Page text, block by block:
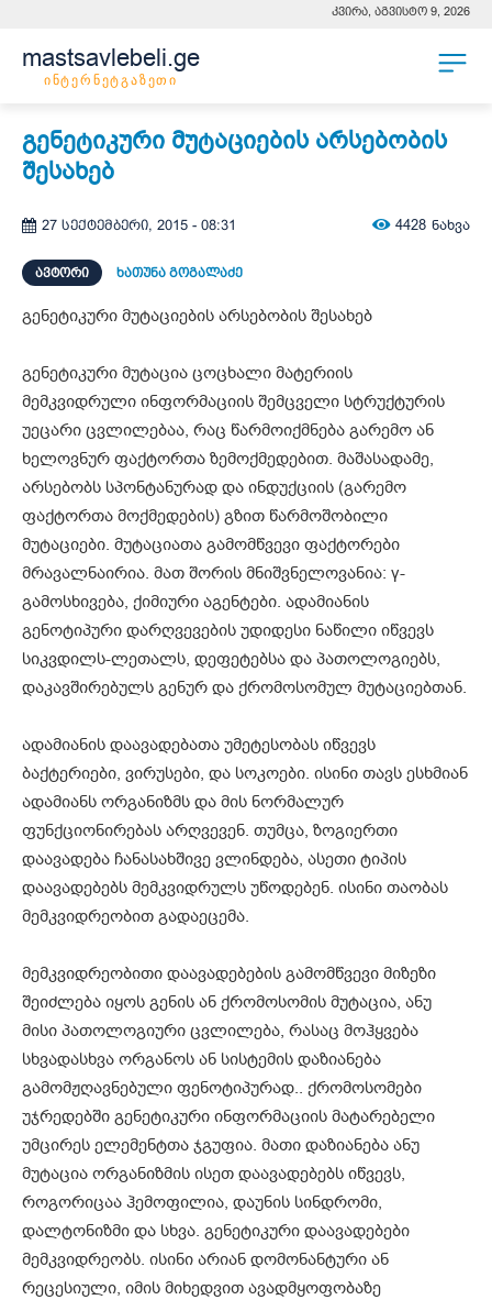
კვირა, აგვისტო 9, 2026
mastsavlebeli.ge
ინტერნეტგაზეთი
გენეტიკური მუტაციების არსებობის
შესახებ
27 სექტემბერი, 2015 - 08:31 4428 ნახვა
ᲐᲕᲢᲝᲠᲘ ხათუნა გოგალაძე
გენეტიკური მუტაციების არსებობის შესახებ
გენეტიკური მუტაცია ცოცხალი მატერიის
მემკვიდრული ინფორმაციის შემცველი სტრუქტურის
უეცარი ცვლილებაა, რაც წარმოიქმნება გარემო ან
ხელოვნურ ფაქტორთა ზემოქმედებით. მაშასადამე,
არსებობს სპონტანურად და ინდუქციის (გარემო
ფაქტორთა მოქმედების) გზით წარმოშობილი
მუტაციები. მუტაციათა გამომწვევი ფაქტორები
მრავალნაირია. მათ შორის მნიშვნელოვანია: γ-
გამოსხივება, ქიმიური აგენტები. ადამიანის
გენოტიპური დარღვევების უდიდესი ნაწილი იწვევს
სიკვდილს-ლეთალს, დეფეტებსა და პათოლოგიებს,
დაკავშირებულს გენურ და ქრომოსომულ მუტაციებთან.
ადამიანის დაავადებათა უმეტესობას იწვევს
ბაქტერიები, ვირუსები, და სოკოები. ისინი თავს ესხმიან
ადამიანს ორგანიზმს და მის ნორმალურ
ფუნქციონირებას არღვევენ. თუმცა, ზოგიერთი
დაავადება ჩანასახშივე ვლინდება, ასეთი ტიპის
დაავადებებს მემკვიდრულს უწოდებენ. ისინი თაობას
მემკვიდრეობით გადაეცემა.
მემკვიდრეობითი დაავადებების გამომწვევი მიზეზი
შეიძლება იყოს გენის ან ქრომოსომის მუტაცია, ანუ
მისი პათოლოგიური ცვლილება, რასაც მოჰყვება
სხვადასხვა ორგანოს ან სისტემის დაზიანება
გამომჟღავნებული ფენოტიპურად.. ქრომოსომები
უჯრედებში გენეტიკური ინფორმაციის მატარებელი
უმცირეს ელემენტთა ჯგუფია. მათი დაზიანება ანუ
მუტაცია ორგანიზმის ისეთ დაავადებებს იწვევს,
როგორიცაა ჰემოფილია, დაუნის სინდრომი,
დალტონიზმი და სხვა. გენეტიკური დაავადებები
მემკვიდრეობს. ისინი არიან დომონანტური ან
რეცესიული, იმის მიხედვით ავადმყოფობაზე